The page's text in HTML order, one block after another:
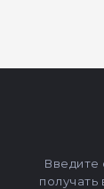
Введите
получать